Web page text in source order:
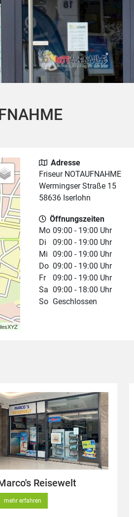
Adresse
Friseur NOTAUFNAHME
Wermingser Straße 15
58636 Iserlohn
Öffnungszeiten
Mo 09:00 - 19:00 Uhr
Di
09:00 - 19:00 Uhr
Mi
09:00 - 19:00 Uhr
Do 09:00 - 19:00 Uhr
Fr
09:00 - 19:00 Uhr
Sa 09:00 - 18:00 Uhr
So Geschlossen
Reisewelt
mehr erfahren